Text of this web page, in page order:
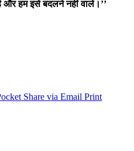
और हम इसे बदलने नहीं वाले।’’
Share via Email Print